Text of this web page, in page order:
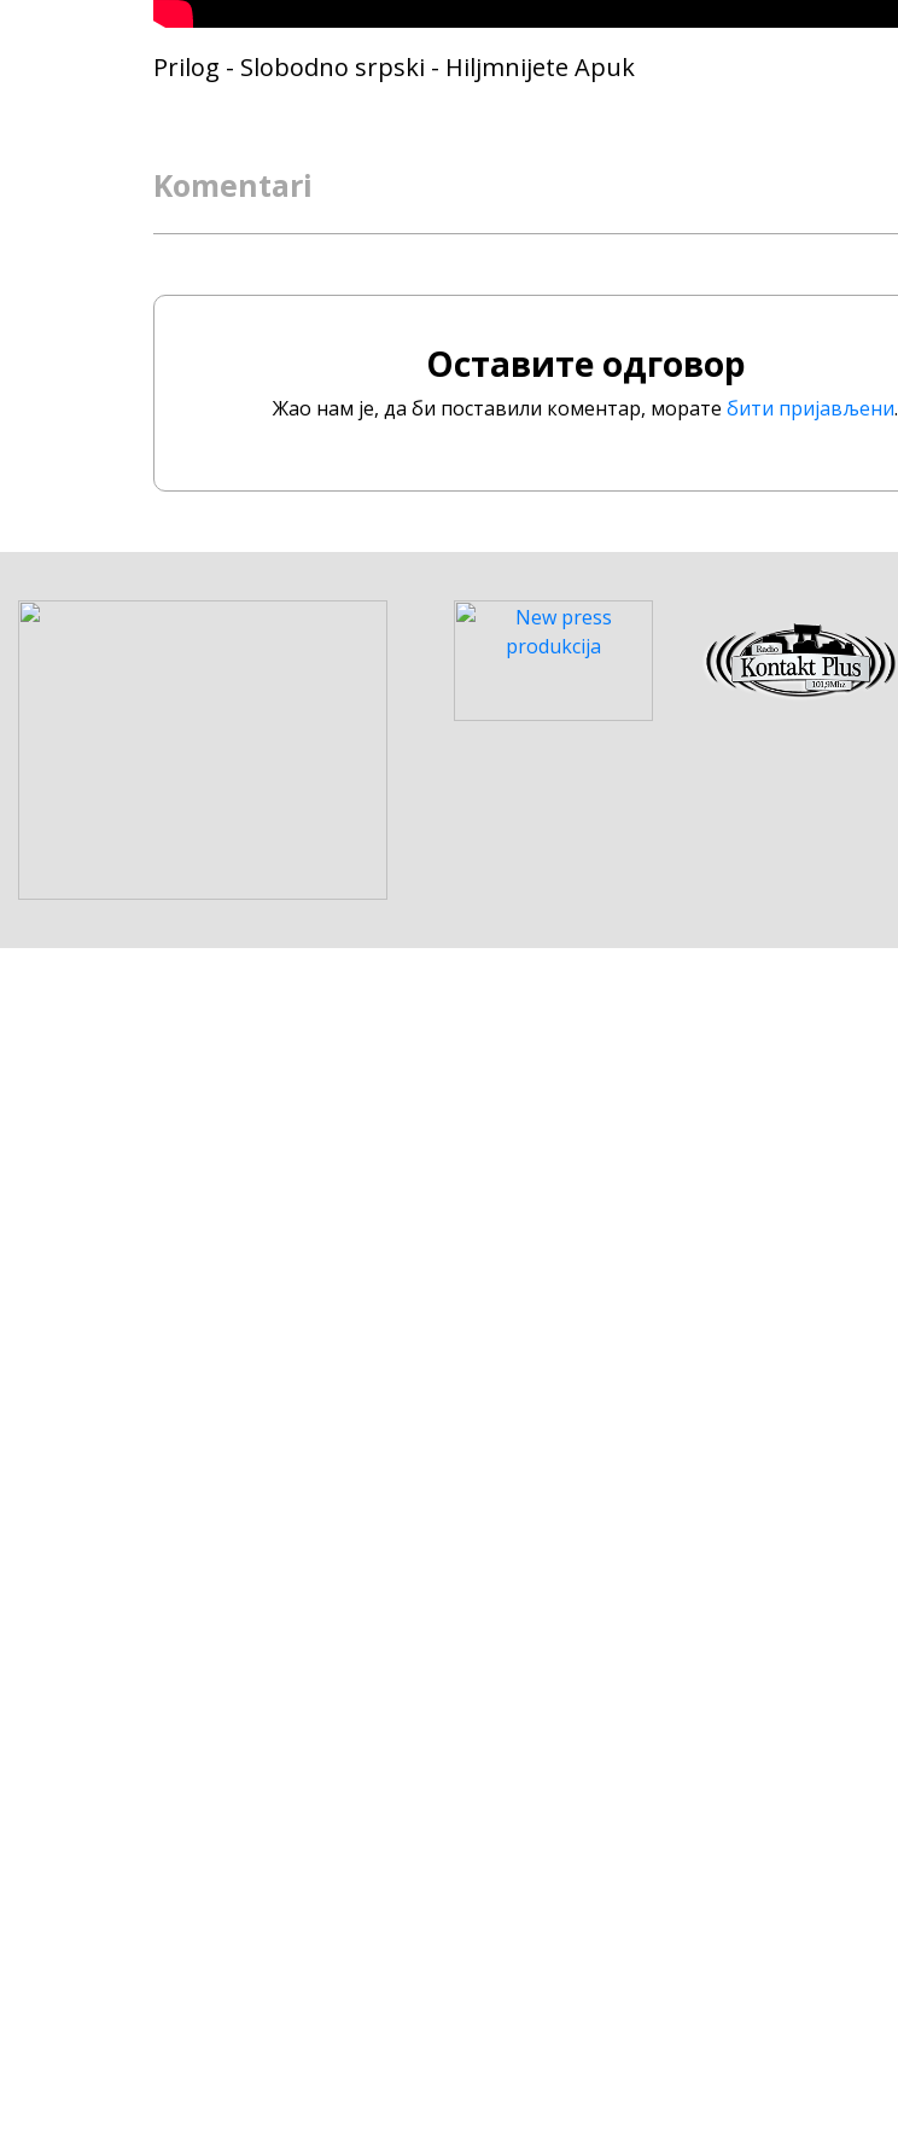
Prilog - Slobodno srpski - Hiljmnijete Apuk
Komentari
Оставите одговор
Жао нам је, да би поставили коментар, моратебити пријављени.